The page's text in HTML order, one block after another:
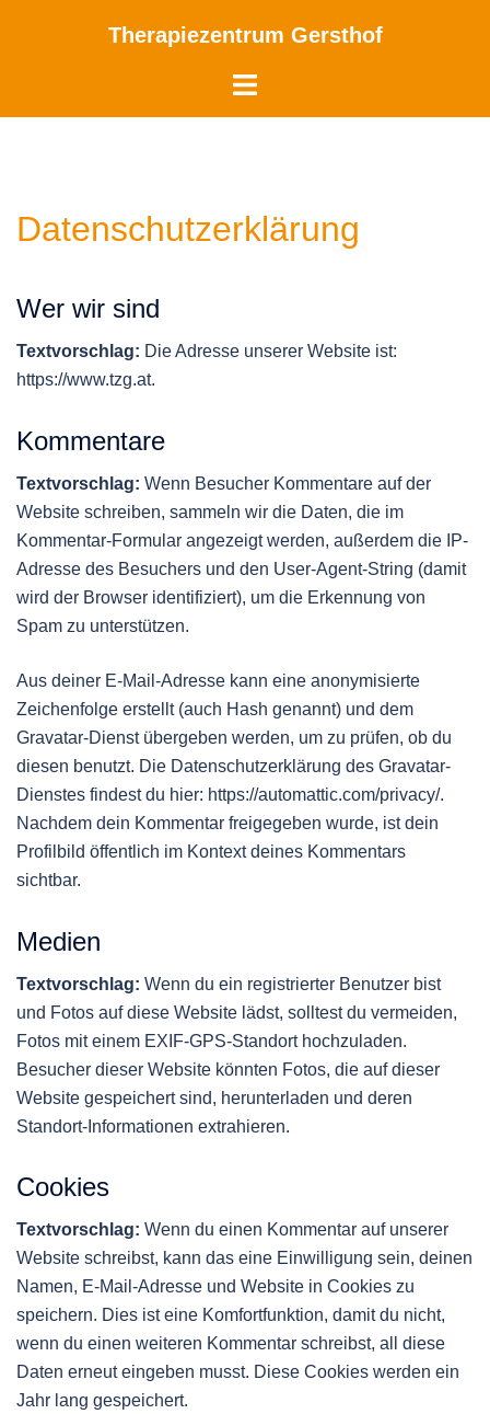
Therapiezentrum Gersthof
Toggle
Datenschutzerklärung
Wer wir sind
Textvorschlag: Die Adresse unserer Website ist:
https://www.tzg.at.
Kommentare
Textvorschlag: Wenn Besucher Kommentare auf der
Website schreiben, sammeln wir die Daten, die im
Kommentar-Formular angezeigt werden, außerdem die IP-
Adresse des Besuchers und den User-Agent-String (damit
wird der Browser identifiziert), um die Erkennung von
Spam zu unterstützen.
Aus deiner E-Mail-Adresse kann eine anonymisierte
Zeichenfolge erstellt (auch Hash genannt) und dem
Gravatar-Dienst übergeben werden, um zu prüfen, ob du
diesen benutzt. Die Datenschutzerklärung des Gravatar-
Dienstes findest du hier: https://automattic.com/privacy/.
Nachdem dein Kommentar freigegeben wurde, ist dein
Profilbild öffentlich im Kontext deines Kommentars
sichtbar.
Medien
Textvorschlag: Wenn du ein registrierter Benutzer bist
und Fotos auf diese Website lädst, solltest du vermeiden,
Fotos mit einem EXIF-GPS-Standort hochzuladen.
Besucher dieser Website könnten Fotos, die auf dieser
Website gespeichert sind, herunterladen und deren
Standort-Informationen extrahieren.
Cookies
Textvorschlag: Wenn du einen Kommentar auf unserer
Website schreibst, kann das eine Einwilligung sein, deinen
Namen, E-Mail-Adresse und Website in Cookies zu
speichern. Dies ist eine Komfortfunktion, damit du nicht,
wenn du einen weiteren Kommentar schreibst, all diese
Daten erneut eingeben musst. Diese Cookies werden ein
Jahr lang gespeichert.